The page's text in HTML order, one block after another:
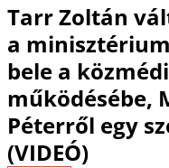
Tarr Zoltán
a
bele a
működésébe,
Péterről egy
(VIDEÓ)